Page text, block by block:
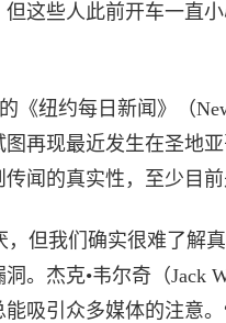
这些人此前开车一直
《纽约每日新闻》（
再现最近发生在圣地
闻的真实性，至少目前
但我们确实很难了解
。杰克•韦尔奇（Jack
吸引众多媒体的注意。